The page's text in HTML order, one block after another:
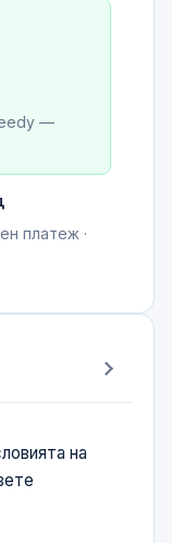
—
платеж ·
на